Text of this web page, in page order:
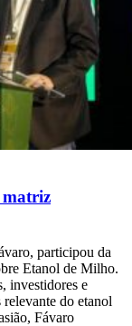
matriz
participou da
Etanol de Milho.
investidores e
do etanol
Fávaro